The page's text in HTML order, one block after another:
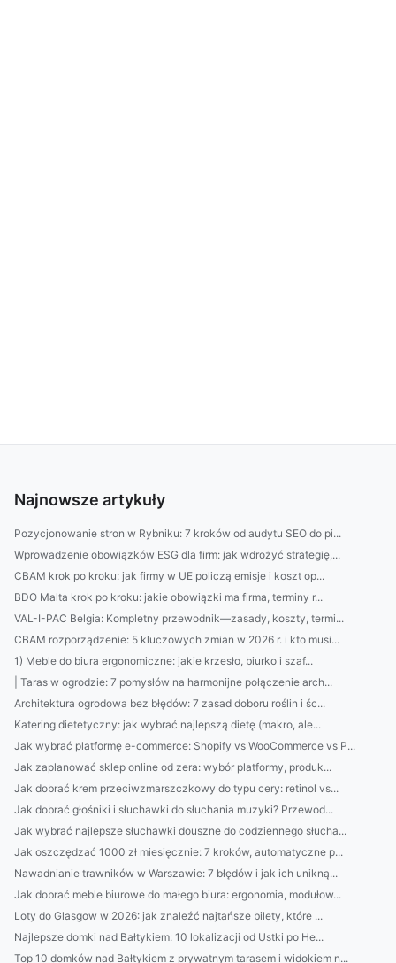
Najnowsze artykuły
Pozycjonowanie stron w Rybniku: 7 kroków od audytu SEO do pi...
Wprowadzenie obowiązków ESG dla firm: jak wdrożyć strategię,...
CBAM krok po kroku: jak firmy w UE policzą emisje i koszt op...
BDO Malta krok po kroku: jakie obowiązki ma firma, terminy r...
VAL-I-PAC Belgia: Kompletny przewodnik—zasady, koszty, termi...
CBAM rozporządzenie: 5 kluczowych zmian w 2026 r. i kto musi...
1) Meble do biura ergonomiczne: jakie krzesło, biurko i szaf...
| Taras w ogrodzie: 7 pomysłów na harmonijne połączenie arch...
Architektura ogrodowa bez błędów: 7 zasad doboru roślin i śc...
Katering dietetyczny: jak wybrać najlepszą dietę (makro, ale...
Jak wybrać platformę e-commerce: Shopify vs WooCommerce vs P...
Jak zaplanować sklep online od zera: wybór platformy, produk...
Jak dobrać krem przeciwzmarszczkowy do typu cery: retinol vs...
Jak dobrać głośniki i słuchawki do słuchania muzyki? Przewod...
Jak wybrać najlepsze słuchawki douszne do codziennego słucha...
Jak oszczędzać 1000 zł miesięcznie: 7 kroków, automatyczne p...
Nawadnianie trawników w Warszawie: 7 błędów i jak ich unikną...
Jak dobrać meble biurowe do małego biura: ergonomia, modułow...
Loty do Glasgow w 2026: jak znaleźć najtańsze bilety, które ...
Najlepsze domki nad Bałtykiem: 10 lokalizacji od Ustki po He...
Top 10 domków nad Bałtykiem z prywatnym tarasem i widokiem n...